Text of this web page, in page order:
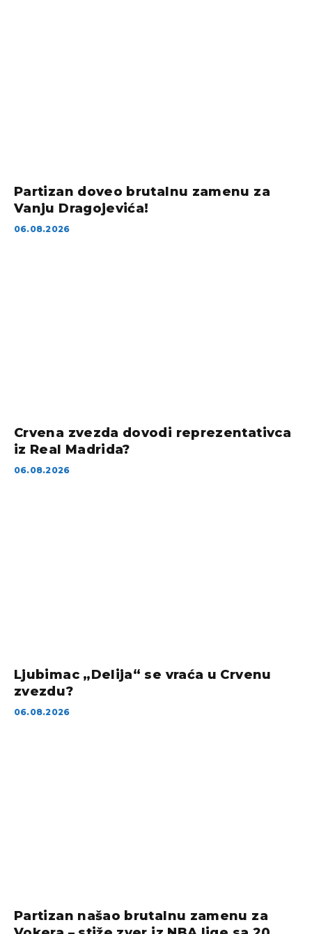
Partizan doveo brutalnu zamenu za
Vanju Dragojevića!
06.08.2026
Crvena zvezda dovodi reprezentativca
iz Real Madrida?
06.08.2026
Ljubimac „Delija“ se vraća u Crvenu
zvezdu?
06.08.2026
Partizan našao brutalnu zamenu za